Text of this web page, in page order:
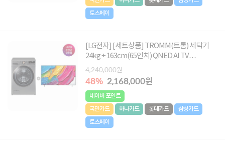
토스페이
[LG전자] [세트상품] TROMM(트롬) 세탁기
24kg + 163cm(65인치) QNED AI TV
[F24VDLPR+65QNED75AEA]
4,240,000원
48% 2,168,000원
네이버 포인트
국민카드
하나카드 롯데카드
삼성카드
토스페이